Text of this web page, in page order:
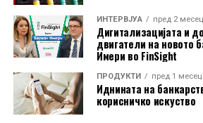
Новинар: Наташа Мерсовска
ИНТЕРВЈУА пред 2
Дигитализацијата и
двигатели на новото
Имери во FinSight
ПРОДУКТИ пред 1 месец
Иднината на
корисничко искуство